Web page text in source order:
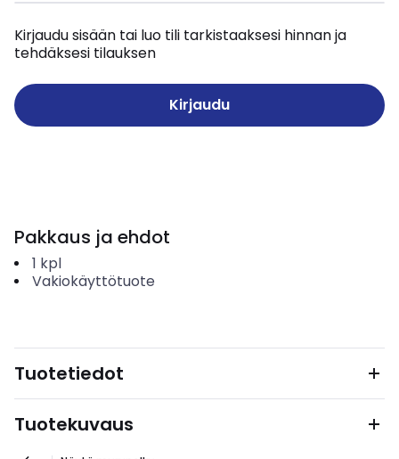
Kirjaudu sisään tai luo tili tarkistaaksesi hinnan ja
tehdäksesi tilauksen
Kirjaudu
Pakkaus ja ehdot
1 kpl
Vakiokäyttötuote
Tuotetiedot
Tuotekuvaus